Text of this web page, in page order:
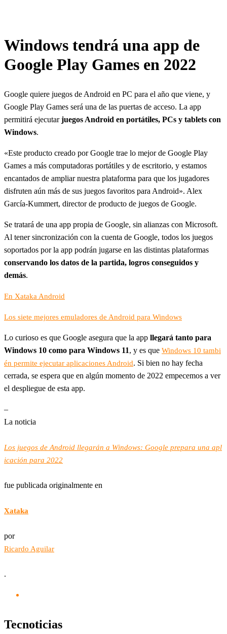
Windows tendrá una app de
Google Play Games en 2022
Google quiere juegos de Android en PC para el año que viene, y
Google Play Games será una de las puertas de acceso. La app
permitirá ejecutarjuegos Android en portátiles, PCs y tablets con
Windows.
«Este producto creado por Google trae lo mejor de Google Play
Games a más computadoras portátiles y de escritorio, y estamos
encantados de ampliar nuestra plataforma para que los jugadores
disfruten aún más de sus juegos favoritos para Android». Alex
García-Kummert, director de producto de juegos de Google.
Se tratará de una app propia de Google, sin alianzas con Microsoft.
Al tener sincronización con la cuenta de Google, todos los juegos
soportados por la app podrán jugarse en las distintas plataformas
conservando los datos de la partida, logros conseguidos y
demás.
En Xataka Android
Los siete mejores emuladores de Android para Windows
Lo curioso es que Google asegura que la app llegará tanto para
Windows 10 como para Windows 11, y es que Windows 10 tambi
én permite ejecutar aplicaciones Android. Si bien no hay fecha
cerrada, se espera que en algún momento de 2022 empecemos a ver
el despliegue de esta app.
–
La noticia
Los juegos de Android llegarán a Windows: Google prepara una apl
icación para 2022
fue publicada originalmente en
Xataka
por
Ricardo Aguilar
.
Tecnoticias